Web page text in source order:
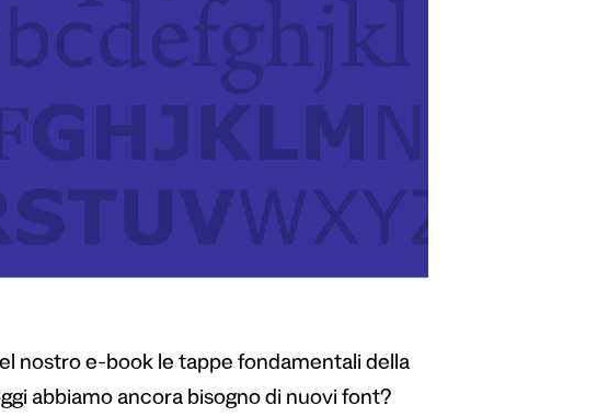
nostro e-book le tappe fondamentali della
abbiamo ancora bisogno di nuovi font?